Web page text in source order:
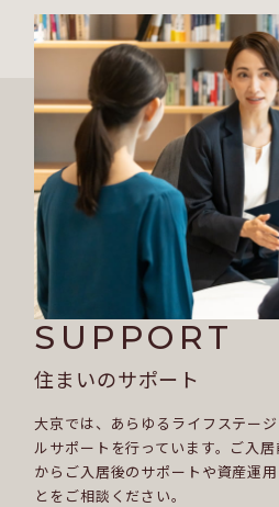
SUPPORT
住まいのサポート
大京では、あらゆるライフステー
ルサポートを行っています。ご入
からご入居後のサポートや資産運
とをご相談ください。